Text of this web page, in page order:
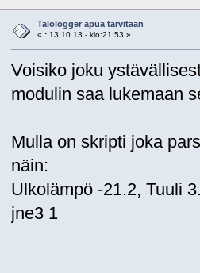
Talologger apua tarvitaan
« :13.10.13 - klo:21:53 »
Voisiko joku
modulin saa lukemaan
Mulla on skripti joka
näin:
Ulkolämpö -21.2, Tuuli
jne3 1